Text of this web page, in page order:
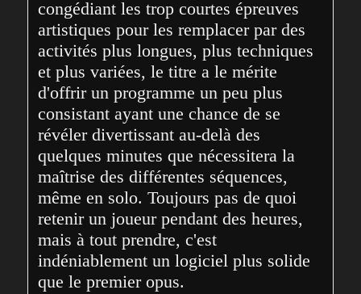
congédiant les trop courtes épreuves
artistiques pour les remplacer par des
activités plus longues, plus techniques
et plus variées, le titre a le mérite
d'offrir un programme un peu plus
consistant ayant une chance de se
révéler divertissant au-delà des
quelques minutes que nécessitera la
maîtrise des différentes séquences,
même en solo. Toujours pas de quoi
retenir un joueur pendant des heures,
mais à tout prendre, c'est
indéniablement un logiciel plus solide
que le premier opus.